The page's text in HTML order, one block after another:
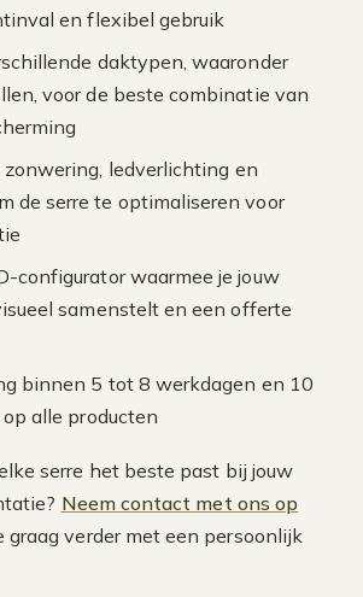
en flexibel gebruik
daktypen, waaronder
voor de beste combinatie van
zonwering, ledverlichting en
de serre te optimaliseren voor
configurator waarmee je jouw
samenstelt en een offerte
binnen 5 tot 8 werkdagen en 10
alle producten
serre het beste past bij jouw
Neem contact met ons op
graag verder met een persoonlijk